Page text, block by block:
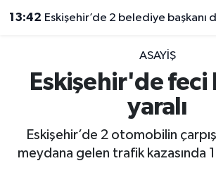
13:42 Eskişehir’de 2 belediye başkanı daha
ASAYIŞ
Eskişehir'de feci
yaralı
Eskişehir’de 2 otomobilin
meydana gelen trafik kazasında
Eğitim
TFF 3.Lig 4.Grup Puan Durumu
Tüm Manşetler